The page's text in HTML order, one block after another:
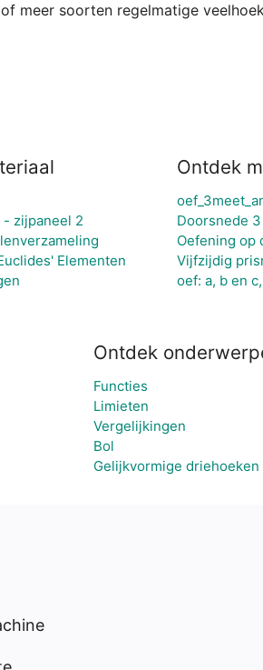
meer soorten regelmatige
- zijpaneel 2
Elementen
Ontdek
Doorsnede 3
Oefening op
Vijfzijdig
oef: a, b en
Ontdek
Functies
Limieten
Vergelijkingen
Bol
Gelijkvormige driehoeken